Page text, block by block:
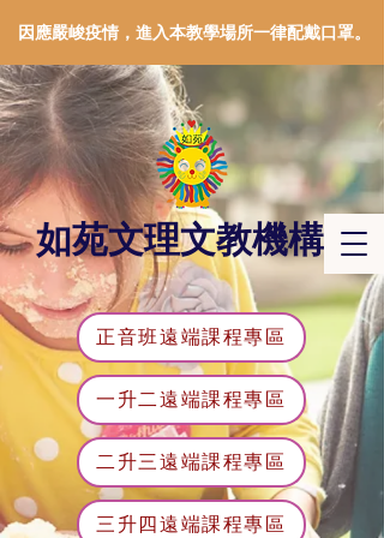
如苑文理文教機構
因應嚴峻疫情，進入本教學場所一律配戴口罩。
正音班遠端課程專區
一升二遠端課程專區
二升三遠端課程專區
三升四遠端課程專區